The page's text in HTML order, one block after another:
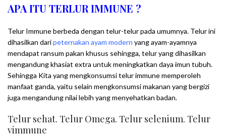
APA ITU TERLUR IMMUNE ?
Telur Immune berbeda dengan telur-telur pada umumnya. Telurini
dihasilkan daripeternakan ayam modern yang ayam-ayamnya
mendapat ransum pakan khusus sehingga, telur yang dihasilkan
mengandung khasiat extra untuk meningkatkan daya imun tubuh.
Sehingga Kita yang mengkonsumsi telur immune memperoleh
manfaat ganda, yaitu selain mengkonsumsi makanan yang bergizi
juga mengandung nilai lebih yang menyehatkan badan.
Telur sehat. Telur Omega. Telur selenium. Telur
vimmune